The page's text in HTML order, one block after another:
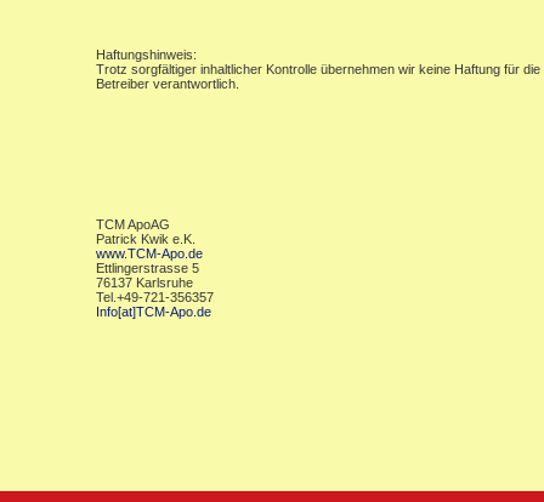
Haftungshinweis:
Trotz sorgfältiger inhaltlicher Kontrolle übernehmen wir keine Haftung für
Betreiber verantwortlich.
TCM ApoAG
Patrick Kwik e.K.
www.TCM-Apo.de
Ettlingerstrasse 5
76137 Karlsruhe
Tel.+49-721-356357
Info[at]TCM-Apo.de